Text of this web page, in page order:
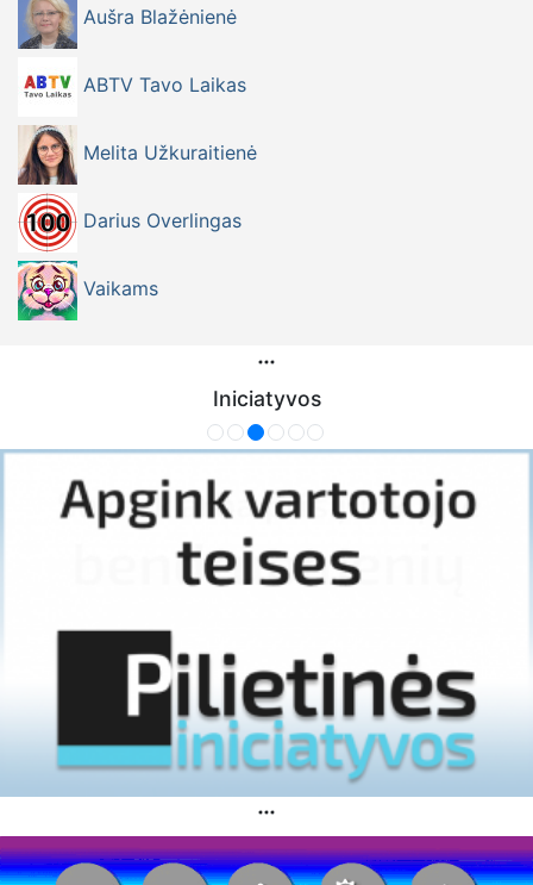
Aušra Blažėnienė
ABTV Tavo Laikas
Melita Užkuraitienė
Darius Overlingas
Vaikams
Iniciatyvos